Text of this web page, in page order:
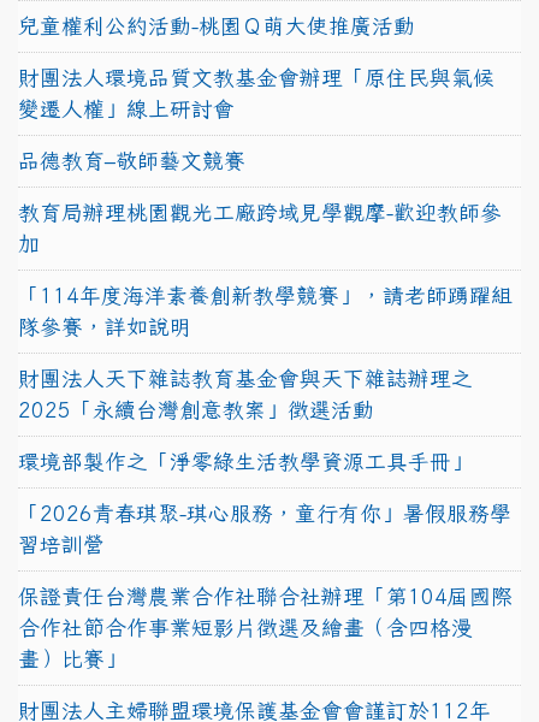
兒童權利公約活動-桃園Ｑ萌大使推廣活動
財團法人環境品質文教基金會辦理「原住民與氣候
變遷人權」線上研討會
品德教育–敬師藝文競賽
教育局辦理桃園觀光工廠跨域見學觀摩-歡迎教師參
加
「114年度海洋素養創新教學競賽」，請老師踴躍組
隊參賽，詳如說明
財團法人天下雜誌教育基金會與天下雜誌辦理之
2025「永續台灣創意教案」徵選活動
環境部製作之「淨零綠生活教學資源工具手冊」
「2026青春琪聚-琪心服務，童行有你」暑假服務學
習培訓營
保證責任台灣農業合作社聯合社辦理「第104屆國際
合作社節合作事業短影片徵選及繪畫（含四格漫
畫）比賽」
財團法人主婦聯盟環境保護基金會會謹訂於112年